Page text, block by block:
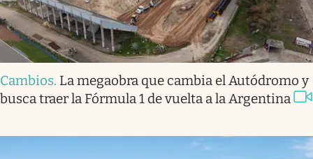
Cambios. La megaobra que cambia el Autódromo y
busca traer la Fórmula 1 de vuelta a la Argentina